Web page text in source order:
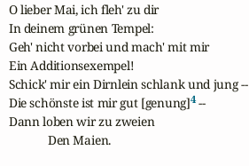
O lieber Mai, ich fleh' zu dir
In deinem grünen Tempel:
Geh' nicht vorbei und mach' mit mir
Ein Additionsexempel!
Schick' mir ein Dirnlein schlank und jung --
Die schönste ist mir gut [genung]4 --
Dann loben wir zu zweien
             Den Maien.